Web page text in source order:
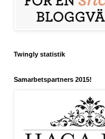
Twingly statistik
Samarbetspartners 2015!